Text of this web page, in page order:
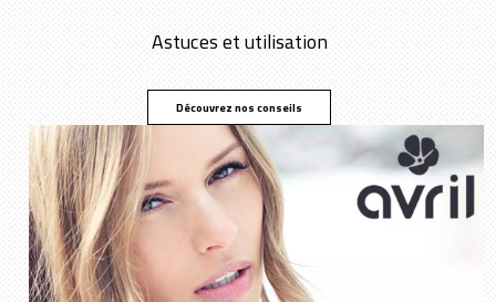
Astuces et utilisation
Découvrez nos conseils